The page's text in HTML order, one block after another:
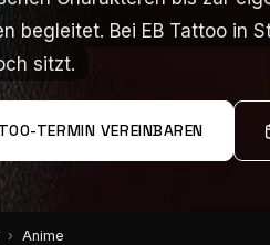
begleitet. Bei EB Tattoo in
sitzt.
begleitet. Bei EB Tattoo in
sitzt.
TERMIN VEREINBAREN
Anime